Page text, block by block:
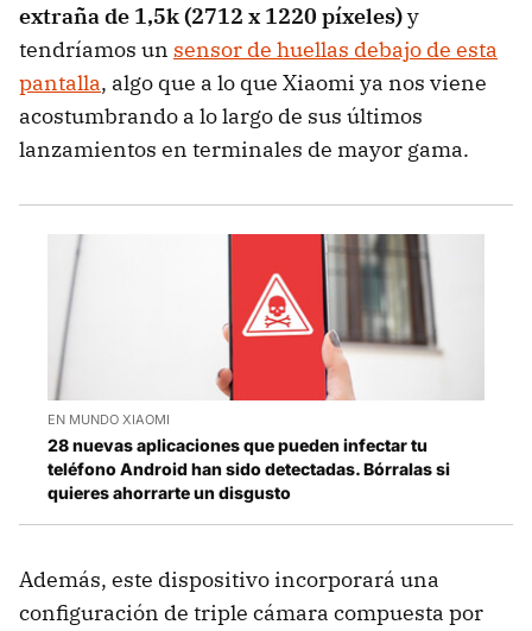
extraña de 1,5k (2712 x 1220 píxeles)y
tendríamos un sensor de huellas debajo de esta
pantalla, algo que a lo que Xiaomi ya nos viene
acostumbrando a lo largo de sus últimos
lanzamientos en terminales de mayor gama.
EN MUNDO XIAOMI
28 nuevas aplicaciones que pueden infectar tu
teléfono Android han sido detectadas. Bórralas si
quieres ahorrarte un disgusto
Además, este dispositivo incorporará una
configuración de triple cámara compuesta por